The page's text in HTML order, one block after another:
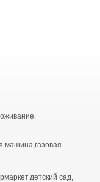
машина,газовая
сад,